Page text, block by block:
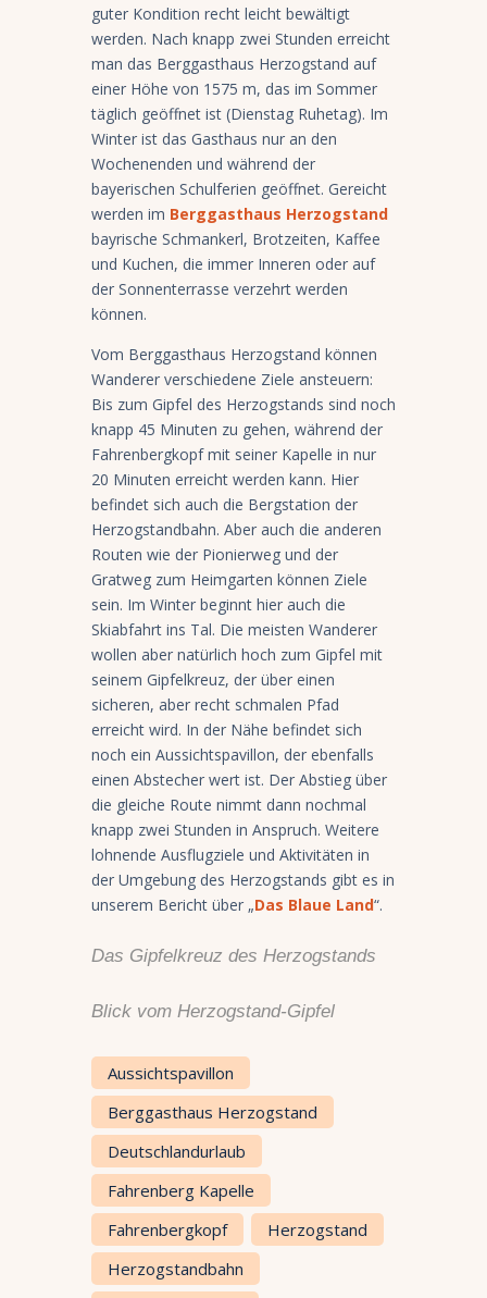
guter Kondition recht leicht bewältigt
werden. Nach knapp zwei Stunden erreicht
man das Berggasthaus Herzogstand auf
einer Höhe von 1575 m, das im Sommer
täglich geöffnet ist (Dienstag Ruhetag). Im
Winter ist das Gasthaus nur an den
Wochenenden und während der
bayerischen Schulferien geöffnet. Gereicht
werden im Berggasthaus Herzogstand
bayrische Schmankerl, Brotzeiten, Kaffee
und Kuchen, die immer Inneren oder auf
der Sonnenterrasse verzehrt werden
können.
Vom Berggasthaus Herzogstand können
Wanderer verschiedene Ziele ansteuern:
Bis zum Gipfel des Herzogstands sind noch
knapp 45 Minuten zu gehen, während der
Fahrenbergkopf mit seiner Kapelle in nur
20 Minuten erreicht werden kann. Hier
befindet sich auch die Bergstation der
Herzogstandbahn. Aber auch die anderen
Routen wie der Pionierweg und der
Gratweg zum Heimgarten können Ziele
sein. Im Winter beginnt hier auch die
Skiabfahrt ins Tal. Die meisten Wanderer
wollen aber natürlich hoch zum Gipfel mit
seinem Gipfelkreuz, der über einen
sicheren, aber recht schmalen Pfad
erreicht wird. In der Nähe befindet sich
noch ein Aussichtspavillon, der ebenfalls
einen Abstecher wert ist. Der Abstieg über
die gleiche Route nimmt dann nochmal
knapp zwei Stunden in Anspruch. Weitere
lohnende Ausflugziele und Aktivitäten in
der Umgebung des Herzogstands gibt es in
unserem Bericht über „Das Blaue Land“.
Das Gipfelkreuz des Herzogstands
Blick vom Herzogstand-Gipfel
Aussichtspavillon
Berggasthaus Herzogstand
Deutschlandurlaub
Fahrenberg Kapelle
Fahrenbergkopf
Herzogstand
Herzogstandbahn